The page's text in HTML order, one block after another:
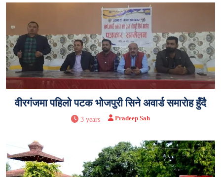
वीरगंजमा पहिलो पटक भोजपुरी सिने अवार्ड समाराेह हुँदै
3 years Pradeep Sah